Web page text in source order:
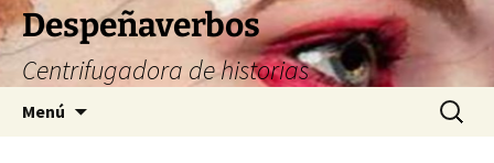
Saltar
al
contenido
Despeñaverbos
Centrifugadora de historias
Menú Buscar: